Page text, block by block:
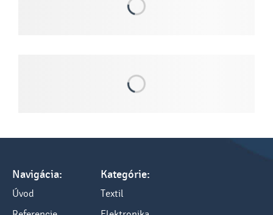
Navigácia:
Úvod
Kategórie:
Textil